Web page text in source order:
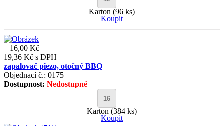
Karton (96 ks)
Koupit
16,00 Kč
19,36 Kč s DPH
zapalovač piezo, otočný BBQ
Objednací č.: 0175
Dostupnost: Nedostupné
Karton (384 ks)
Koupit